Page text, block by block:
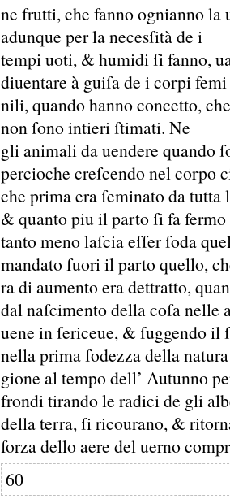
ne frutti, che fanno ognianno
adunque per la necesſità de i
tempi uoti, & humidi ſi fanno,
diuentare à guiſa de i corpi femi
nili, quando hanno concetto,
non ſono intieri ſtimati. Ne
gli animali da uendere quando
percioche creſcendo nel corpo
che prima era ſeminato da
& quanto piu il parto ſi fa fermo
tanto meno laſcia eſſer ſoda
mandato fuori il parto quello,
ra di aumento era dettratto,
dal naſcimento della coſa
uene in ſericeue, & ſuggendo il
nella prima ſodezza della
gione al tempo dell’ Autunno
frondi tirando le radici de gli
della terra, ſi ricourano, &
forza dello aere del uerno
60